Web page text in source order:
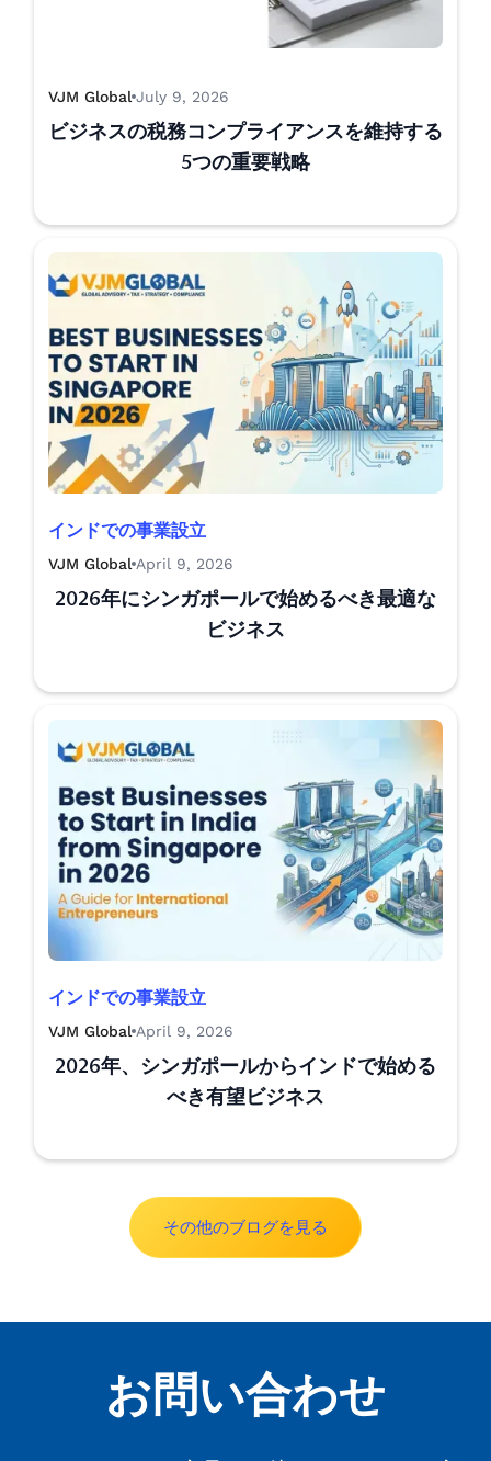
VJM Global July 9, 2026
ビジネスの税務コンプライアンスを維持する
5つの重要戦略
インドでの事業設立
VJM Global April 9, 2026
2026年にシンガポールで始めるべき最適な
ビジネス
インドでの事業設立
VJM Global April 9, 2026
2026年、シンガポールからインドで始める
べき有望ビジネス
その他のブログを見る
お問い合わせ